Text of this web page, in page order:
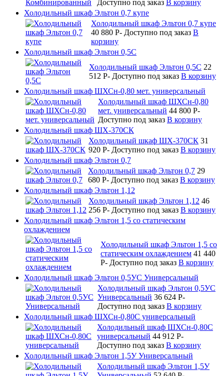
Доступно под заказ В корзину
Холодильный шкаф Эльтон 0,7 купе
Холодильный шкаф Эльтон 0,7 купе
40 880 P- Доступно под заказ В
корзину
Холодильный шкаф Эльтон 0,5С
Холодильный шкаф Эльтон 0,5С 22
512 P- Доступно под заказ В корзину
Холодильный шкаф ШХСн-0,80 мет. универсальный
Холодильный шкаф ШХСн-0,80
мет. универсальный 44 800 P-
Доступно под заказ В корзину
Холодильный шкаф ШХ-370СК
Холодильный шкаф ШХ-370СК 31
920 P- Доступно под заказ В корзину
Холодильный шкаф Эльтон 0,7
Холодильный шкаф Эльтон 0,7 29
680 P- Доступно под заказ В корзину
Холодильный шкаф Эльтон 1,12
Холодильный шкаф Эльтон 1,12 46
256 P- Доступно под заказ В корзину
Холодильный шкаф Эльтон 1,5 со статическим
охлаждением
Холодильный шкаф Эльтон 1,5 со
статическим охлаждением 41 440
P- Доступно под заказ В корзину
Холодильный шкаф Эльтон 0,5УС Универсальный
Холодильный шкаф Эльтон 0,5УС
Универсальный 36 624 P-
Доступно под заказ В корзину
Холодильный шкаф ШХСн-0,80С универсальный
Холодильный шкаф ШХСн-0,80С
универсальный 44 912 P-
Доступно под заказ В корзину
Холодильный шкаф Эльтон 1,5У Универсальный
Холодильный шкаф Эльтон 1,5У